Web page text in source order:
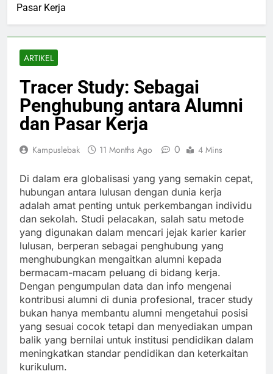
Pasar Kerja
ARTIKEL
Tracer Study: Sebagai
Penghubung antara Alumni
dan Pasar Kerja
Kampuslebak 11 Months Ago 0 4 Mins
Di dalam era globalisasi yang yang semakin cepat,
hubungan antara lulusan dengan dunia kerja
adalah amat penting untuk perkembangan individu
dan sekolah. Studi pelacakan, salah satu metode
yang digunakan dalam mencari jejak karier karier
lulusan, berperan sebagai penghubung yang
menghubungkan mengaitkan alumni kepada
bermacam-macam peluang di bidang kerja.
Dengan pengumpulan data dan info mengenai
kontribusi alumni di dunia profesional, tracer study
bukan hanya membantu alumni mengetahui posisi
yang sesuai cocok tetapi dan menyediakan umpan
balik yang bernilai untuk institusi pendidikan dalam
meningkatkan standar pendidikan dan keterkaitan
kurikulum.